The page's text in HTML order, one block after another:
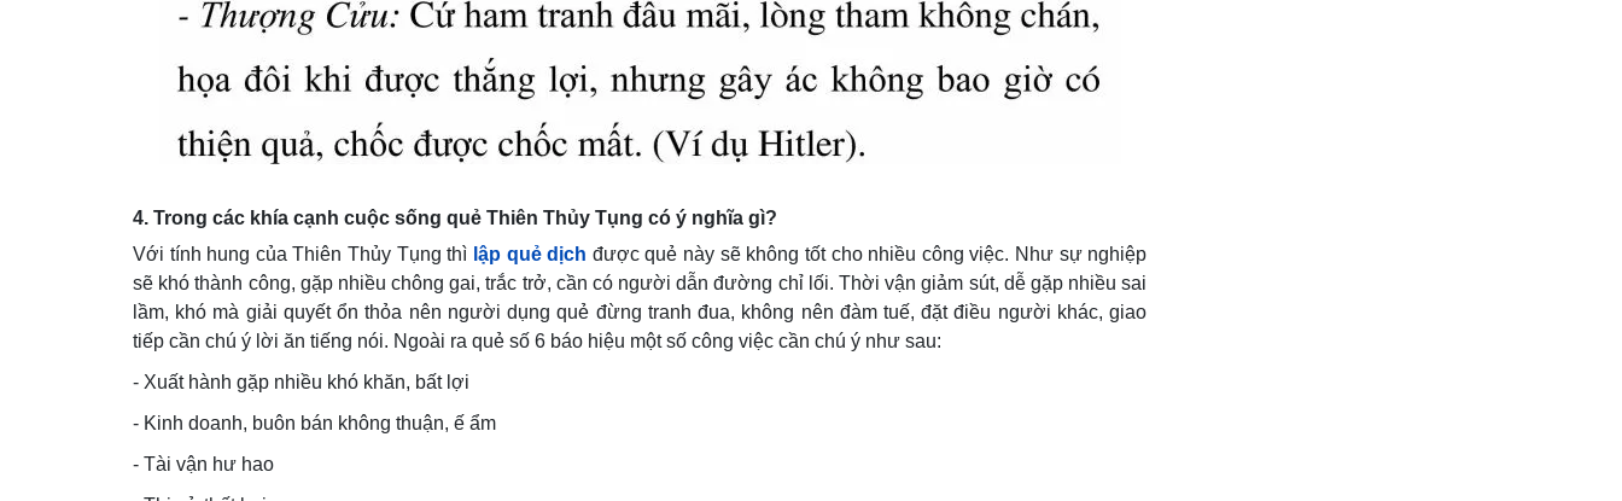
4. Trong các khía cạnh cuộc sống quẻ Thiên Thủy Tụng có ý nghĩa gì?
Với tính hung của Thiên Thủy Tụng thì lập quẻ dịch được quẻ này sẽ không tốt cho nhiều công việc. Như sự nghiệp
sẽ khó thành công, gặp nhiều chông gai, trắc trở, cần có người dẫn đường chỉ lối. Thời vận giảm sút, dễ gặp nhiều sai
lầm, khó mà giải quyết ổn thỏa nên người dụng quẻ đừng tranh đua, không nên đàm tuế, đặt điều người khác, giao
tiếp cần chú ý lời ăn tiếng nói. Ngoài ra quẻ số 6 báo hiệu một số công việc cần chú ý như sau:
- Xuất hành gặp nhiều khó khăn, bất lợi
- Kinh doanh, buôn bán không thuận, ế ẩm
- Tài vận hư hao